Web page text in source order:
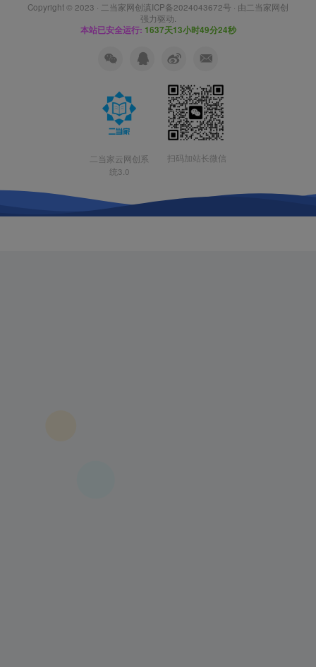
Copyright © 2023 · 二当家网创滇ICP备2024043672号 · 由二当家网创
强力驱动.
本站已安全运行: 1637天13小时49分25秒
二当家云网创系
统3.0
扫码加站长微信